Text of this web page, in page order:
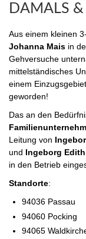
DAMALS
Aus einem kleinen
Johanna Mais in
Gehversuche
mittelständisches
einem
geworden!
Das an den
Leitung von
und Ingeborg
in den Betrieb
Standorte:
94036 Passau
94060 Pocking
94065